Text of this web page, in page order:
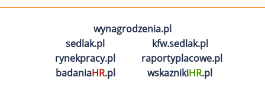
wynagrodzenia.pl
sedlak.pl
kfw.sedlak.pl
rynekpracy.pl
raportyplacowe.pl
badaniaHR.pl wskaznikiHR.pl